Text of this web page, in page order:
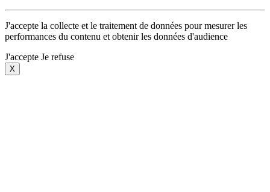
J'accepte la collecte et le traitement de données pour mesurer les
performances du contenu et obtenir les données d'audience
J'accepte Je refuse
X